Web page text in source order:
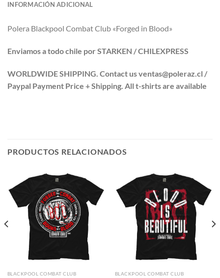
INFORMACIÓN ADICIONAL
Polera Blackpool Combat Club «Forged in Blood»
Enviamos a todo chile por STARKEN / CHILEXPRESS
WORLDWIDE SHIPPING. Contact us ventas@poleraz.cl /
Paypal Payment Price + Shipping. All t-shirts are available
PRODUCTOS RELACIONADOS
BLACKPOOL COMBAT CLUB BLACKPOOL COMBAT CLUB